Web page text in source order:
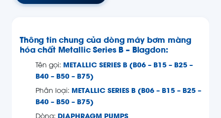
Thông tin chung của dòng máy bơm màng
hóa chất Metallic Series B – Blagdon:
Tên gọi: METALLIC SERIES B (B06 – B15 – B25 –
B40 – B50 – B75)
Phân loại: METALLIC SERIES B (B06 – B15 – B25 –
B40 – B50 – B75)